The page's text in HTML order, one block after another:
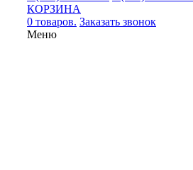
КОРЗИНА
0 товаров. Заказать звонок
Меню